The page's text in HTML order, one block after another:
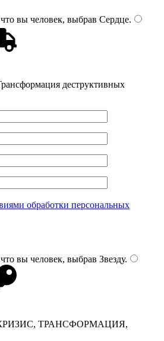
вы человек, выбрав Сердце.
деструктивных
обработки персональных
вы человек, выбрав Звезду.
"КРИЗИС, ТРАНСФОРМАЦИЯ,